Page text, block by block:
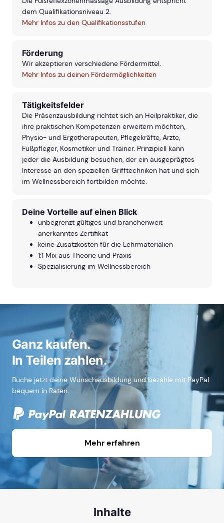
dem Qualifikationsniveau 2.
Mehr Infos zu den Qualifikationsstufen
Förderung
Wir akzeptieren verschiedene Fördermittel.
Mehr Infos zu deinen Fördermöglichkeiten
Tätigkeitsfelder
Die Präsenzausbildung richtet sich an Heilpraktiker, die
ihre praktischen Kompetenzen erweitern möchten,
Physio- und Ergotherapeuten, Pflegekräfte, Ärzte,
Fußpfleger, Kosmetiker und Trainer. Prinzipiell kann
jeder die Ausbildung besuchen, der ein ausgeprägtes
Interesse an den speziellen Grifftechniken hat und sich
im Wellnessbereich fortbilden möchte.
Deine Vorteile auf einen Blick
unbegrenzt gültiges und branchenweit
anerkanntes Zertifikat
keine Zusatzkosten für die Lehrmaterialien
1:1 Mix aus Theorie und Praxis
Spezialisierung im Wellnessbereich
Ganz kaufen.
In Teilen zahlen.
Buche jetzt deine Wunschausbildung und bezahle mit PayPal
bequem in Raten.
Mehr erfahren
Inhalte